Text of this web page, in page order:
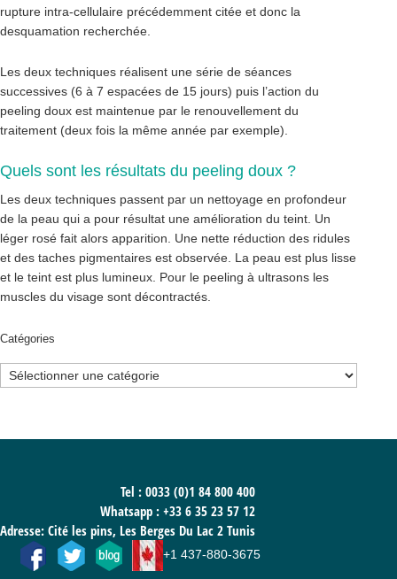
rupture intra-cellulaire précédemment citée et donc la
desquamation recherchée.
Les deux techniques réalisent une série de séances
successives (6 à 7 espacées de 15 jours) puis l’action du
peeling doux est maintenue par le renouvellement du
traitement (deux fois la même année par exemple).
Quels sont les résultats du peeling doux ?
Les deux techniques passent par un nettoyage en profondeur
de la peau qui a pour résultat une amélioration du teint. Un
léger rosé fait alors apparition. Une nette réduction des ridules
et des taches pigmentaires est observée. La peau est plus lisse
et le teint est plus lumineux. Pour le peeling à ultrasons les
muscles du visage sont décontractés.
Catégories
Catégories
Tel : 0033 (0)1 84 800 400
Whatsapp : +33 6 35 23 57 12
Adresse: Cité les pins, Les Berges Du Lac 2 Tunis
+1 437-880-3675